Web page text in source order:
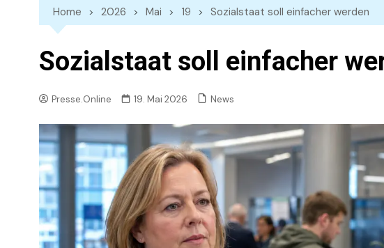
Home 2026 Mai 19 Sozialstaat soll einfacher werden
Sozialstaat soll einfacher
Presse.Online 19. Mai 2026 News